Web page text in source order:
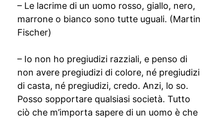
– Le lacrime di un uomo rosso, giallo, nero,
marrone o bianco sono tutte uguali. (Martin
Fischer)
– Io non ho pregiudizi razziali, e penso di
non avere pregiudizi di colore, né pregiudizi
di casta, né pregiudizi, credo. Anzi, lo so.
Posso sopportare qualsiasi società. Tutto
ciò che m’importa sapere di un uomo è che